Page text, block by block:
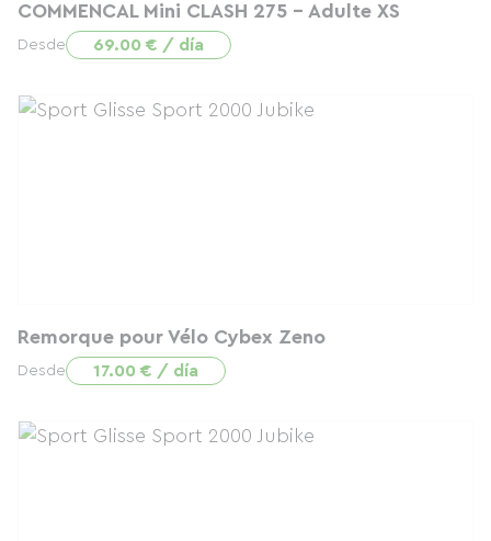
COMMENCAL Mini CLASH 275 - Adulte XS
Desde 69.00 € / día
Remorque pour Vélo Cybex Zeno
Desde 17.00 € / día